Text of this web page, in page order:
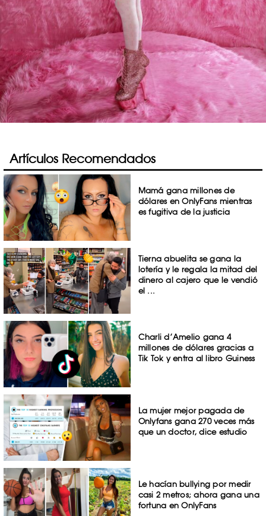
Artículos Recomendados
Mamá gana millones de
dólares en OnlyFans mientras
es fugitiva de la justicia
Tierna abuelita se gana la
lotería y le regala la mitad del
dinero al cajero que le vendió
el ...
Charli d’Amelio gana 4
millones de dólares gracias a
Tik Tok y entra al libro Guiness
La mujer mejor pagada de
Onlyfans gana 270 veces más
que un doctor, dice estudio
Le hacían bullying por medir
casi 2 metros; ahora gana una
fortuna en OnlyFans